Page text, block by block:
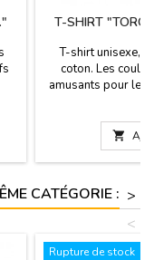
T-SHIRT "TORO
T-shirt unisexe,
coton. Les
amusants pour les

CATÉGORIE : >
<
Rupture de stock